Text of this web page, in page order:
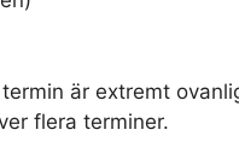
är extremt
flera terminer.